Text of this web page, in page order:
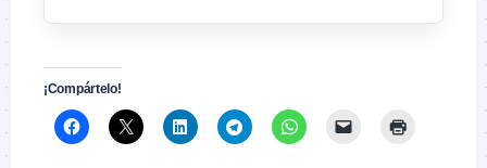
¡Compártelo!